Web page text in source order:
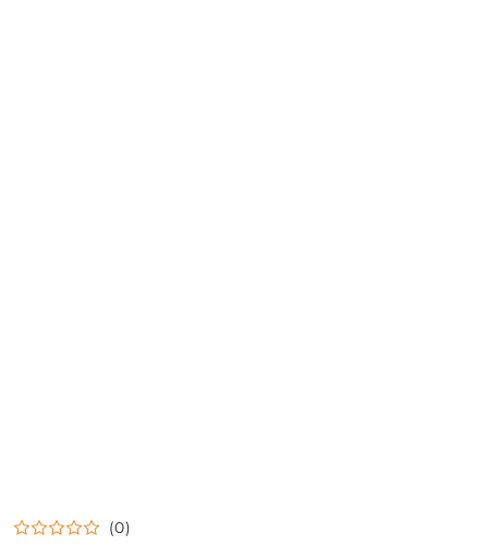
(0)